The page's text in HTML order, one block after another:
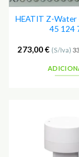
HEATIT Z-Water
45 124
273,00€ (S/Iva)